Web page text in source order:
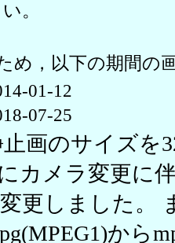
。
め，以下の期間の
01-12
07-25
画のサイズを
カメラ変更に
変更しました。
から